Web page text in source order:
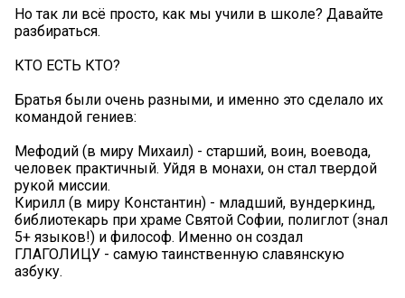
Но так ли всё просто, как мы учили в школе? Давайте
разбираться.
КТО ЕСТЬ КТО?
Братья были очень разными, и именно это сделало их
командой гениев:
Мефодий (в миру Михаил) - старший, воин, воевода,
человек практичный. Уйдя в монахи, он стал твердой
рукой миссии.
Кирилл (в миру Константин) - младший, вундеркинд,
библиотекарь при храме Святой Софии, полиглот (знал
5+ языков!) и философ. Именно он создал
ГЛАГОЛИЦУ - самую таинственную славянскую
азбуку.